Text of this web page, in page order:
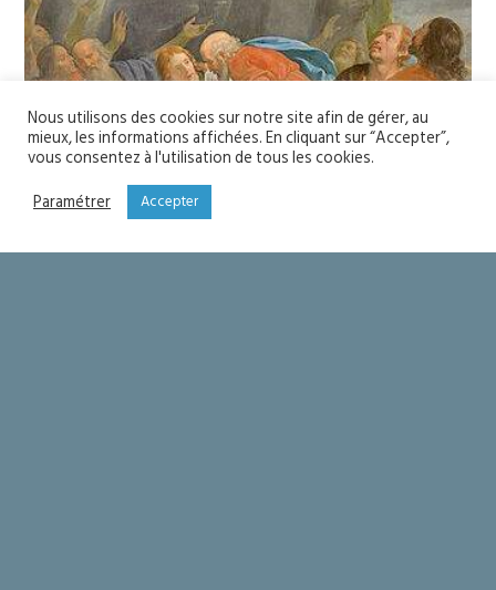
Nous utilisons des cookies sur notre site afin de gérer, au
mieux, les informations affichées. En cliquant sur “Accepter”,
vous consentez à l'utilisation de tous les cookies.
Paramétrer
Accepter